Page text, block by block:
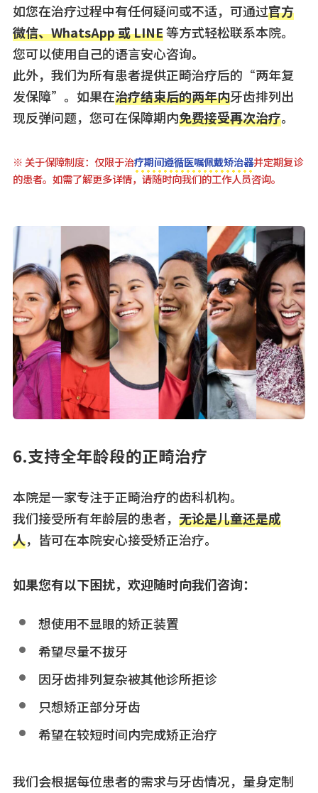
如您在治疗过程中有任何疑问或不适，可通过官方
微信、WhatsApp 或 LINE等方式轻松联系本院。
您可以使用自己的语言安心咨询。
此外，我们为所有患者提供正畸治疗后的“两年复
发保障”。如果在治疗结束后的两年内牙齿排列出
现反弹问题，您可在保障期内免费接受再次治疗。
※ 关于保障制度：仅限于治疗期间遵循医嘱佩戴矫治器并定期复诊
的患者。如需了解更多详情，请随时向我们的工作人员咨询。
6.支持全年龄段的正畸治疗
本院是一家专注于正畸治疗的齿科机构。
我们接受所有年龄层的患者， 无论是儿童还是成
人，皆可在本院安心接受矫正治疗。
如果您有以下困扰，欢迎随时向我们咨询：
想使用不显眼的矫正装置
希望尽量不拔牙
因牙齿排列复杂被其他诊所拒诊
只想矫正部分牙齿
希望在较短时间内完成矫正治疗
我们会根据每位患者的需求与牙齿情况，量身定制